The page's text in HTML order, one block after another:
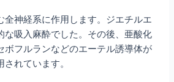
全神経系に作用します。ジエチルエ
な吸入麻酔でした。その後、亜酸化
ボフルランなどのエーテル誘導体が
れています。